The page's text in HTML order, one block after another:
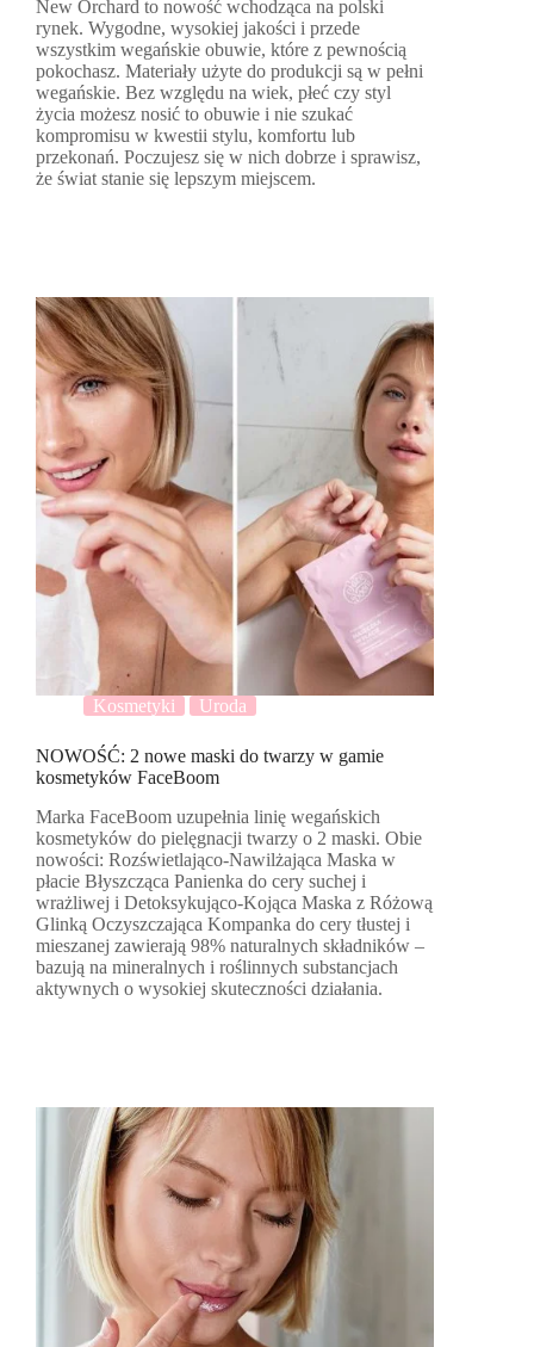
New Orchard to nowość wchodząca na polski
rynek. Wygodne, wysokiej jakości i przede
wszystkim wegańskie obuwie, które z pewnością
pokochasz. Materiały użyte do produkcji są w pełni
wegańskie. Bez względu na wiek, płeć czy styl
życia możesz nosić to obuwie i nie szukać
kompromisu w kwestii stylu, komfortu lub
przekonań. Poczujesz się w nich dobrze i sprawisz,
że świat stanie się lepszym miejscem.
Kosmetyki Uroda
NOWOŚĆ: 2 nowe maski do twarzy w gamie
kosmetyków FaceBoom
Marka FaceBoom uzupełnia linię wegańskich
kosmetyków do pielęgnacji twarzy o 2 maski. Obie
nowości: Rozświetlająco-Nawilżająca Maska w
płacie Błyszcząca Panienka do cery suchej i
wrażliwej i Detoksykująco-Kojąca Maska z Różową
Glinką Oczyszczająca Kompanka do cery tłustej i
mieszanej zawierają 98% naturalnych składników –
bazują na mineralnych i roślinnych substancjach
aktywnych o wysokiej skuteczności działania.